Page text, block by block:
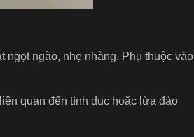
ngọt ngào, nhẹ nhàng. Phụ thuộc vào
quan đến tình dục hoặc lừa đảo